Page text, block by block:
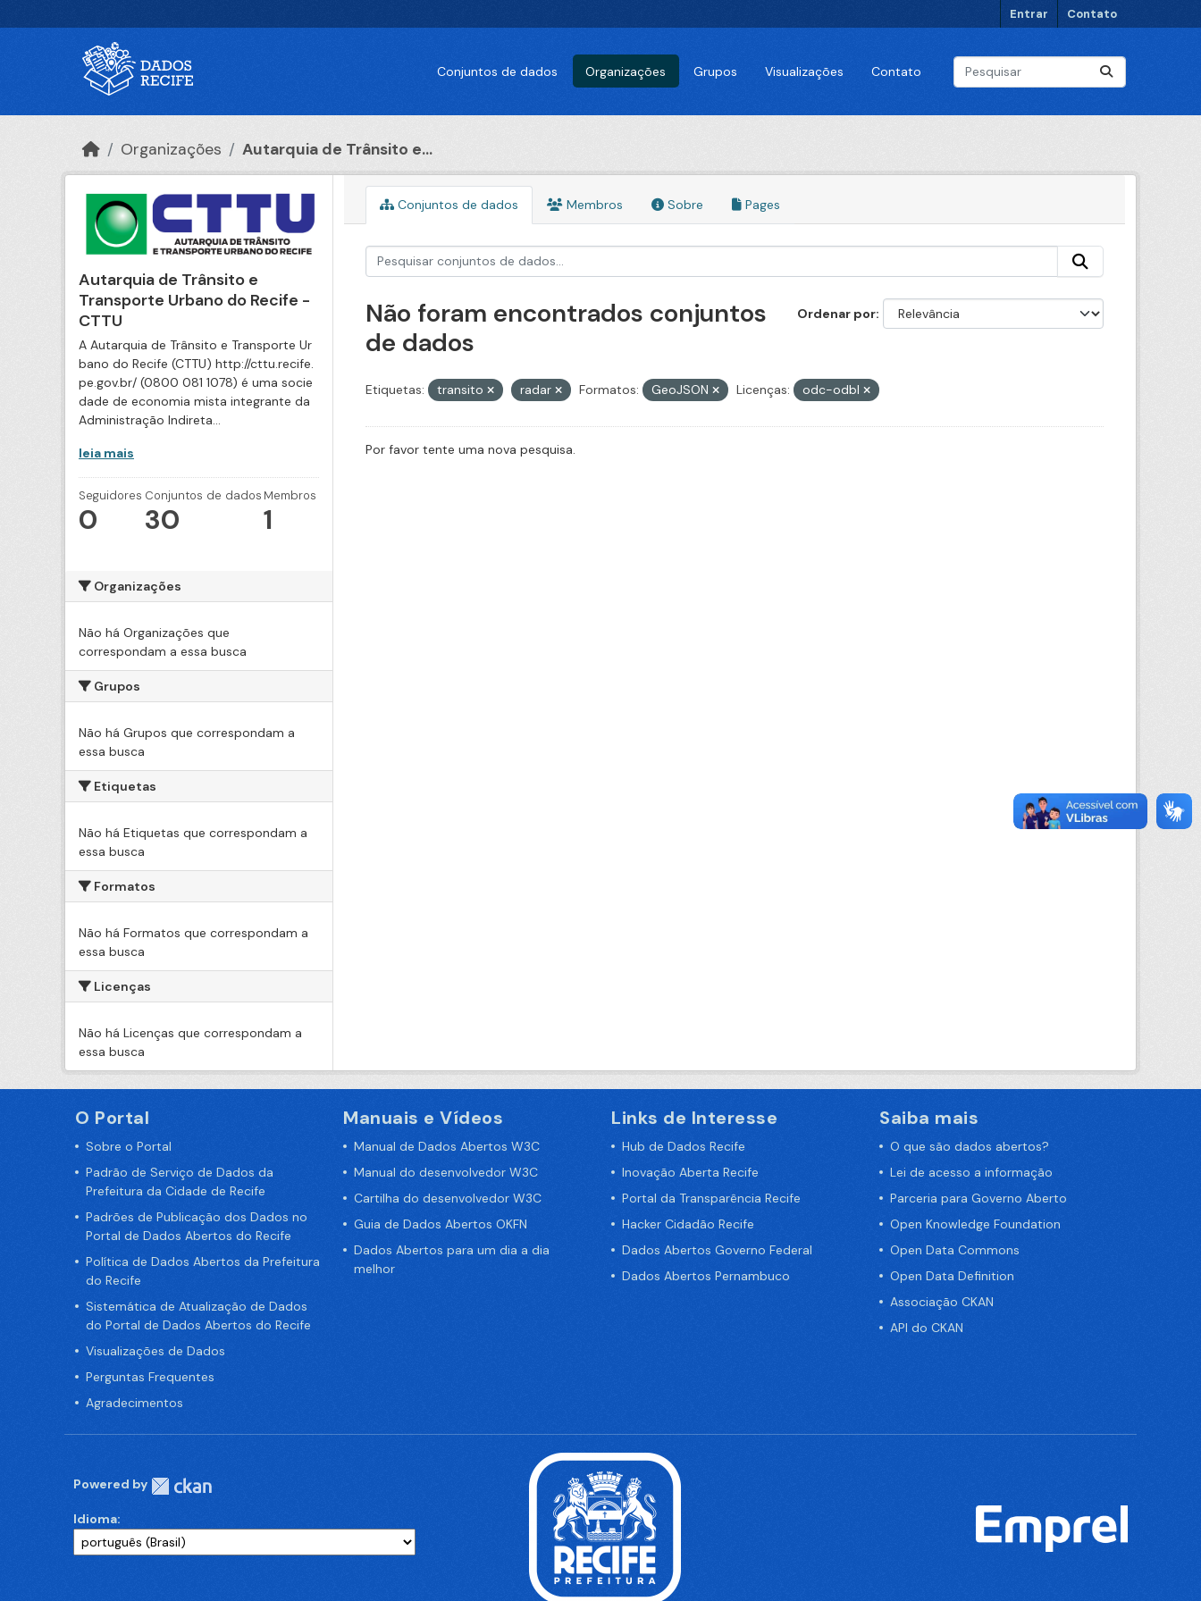
Entrar Contato
Conjuntos de dados Organizações Grupos Visualizações Contato
Organizações Autarquia de Trânsito e...
Autarquia de Trânsito e
Transporte Urbano do Recife -
CTTU
A Autarquia de Trânsito e Transporte Ur
bano do Recife (CTTU) http://cttu.recife.
pe.gov.br/ (0800 081 1078) é uma socie
dade de economia mista integrante da
Administração Indireta...
leia mais
Seguidores
0
Conjuntos de dados
30
Membros
1
Organizações
Não há Organizações que
correspondam a essa busca
Grupos
Não há Grupos que correspondam a
essa busca
Etiquetas
Não há Etiquetas que correspondam a
essa busca
Formatos
Não há Formatos que correspondam a
essa busca
Licenças
Não há Licenças que correspondam a
essa busca
Conjuntos de dados Membros Sobre Pages
Ordenar por
Não foram encontrados conjuntos
de dados
Etiquetas: transito radar Formatos: GeoJSON Licenças: odc-odbl
Por favor tente uma nova pesquisa.
O Portal
Sobre o Portal
Padrão de Serviço de Dados da
Prefeitura da Cidade de Recife
Padrões de Publicação dos Dados no
Portal de Dados Abertos do Recife
Política de Dados Abertos da Prefeitura
do Recife
Sistemática de Atualização de Dados
do Portal de Dados Abertos do Recife
Visualizações de Dados
Perguntas Frequentes
Agradecimentos
Manuais e Vídeos
Manual de Dados Abertos W3C
Manual do desenvolvedor W3C
Cartilha do desenvolvedor W3C
Guia de Dados Abertos OKFN
Dados Abertos para um dia a dia
melhor
Links de Interesse
Hub de Dados Recife
Inovação Aberta Recife
Portal da Transparência Recife
Hacker Cidadão Recife
Dados Abertos Governo Federal
Dados Abertos Pernambuco
Saiba mais
O que são dados abertos?
Lei de acesso a informação
Parceria para Governo Aberto
Open Knowledge Foundation
Open Data Commons
Open Data Definition
Associação CKAN
API do CKAN
Powered by
Idioma